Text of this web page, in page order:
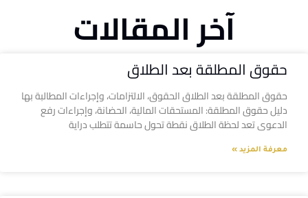
آخر المقالات
حقوق المطلقة بعد الطلاق
حقوق المطلقة بعد الطلاق الحقوق، الالتزامات، وإجراءات المطالبة بها
دليل حقوق المطلقة: المستحقات المالية، الحضانة، وإجراءات رفع
الدعوى تعد لحظة الطلاق نقطة تحول حاسمة تتطلب دراية
معرفة المزيد »